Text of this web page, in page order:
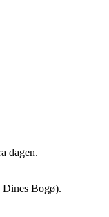
dagen.
Dines Bogø).